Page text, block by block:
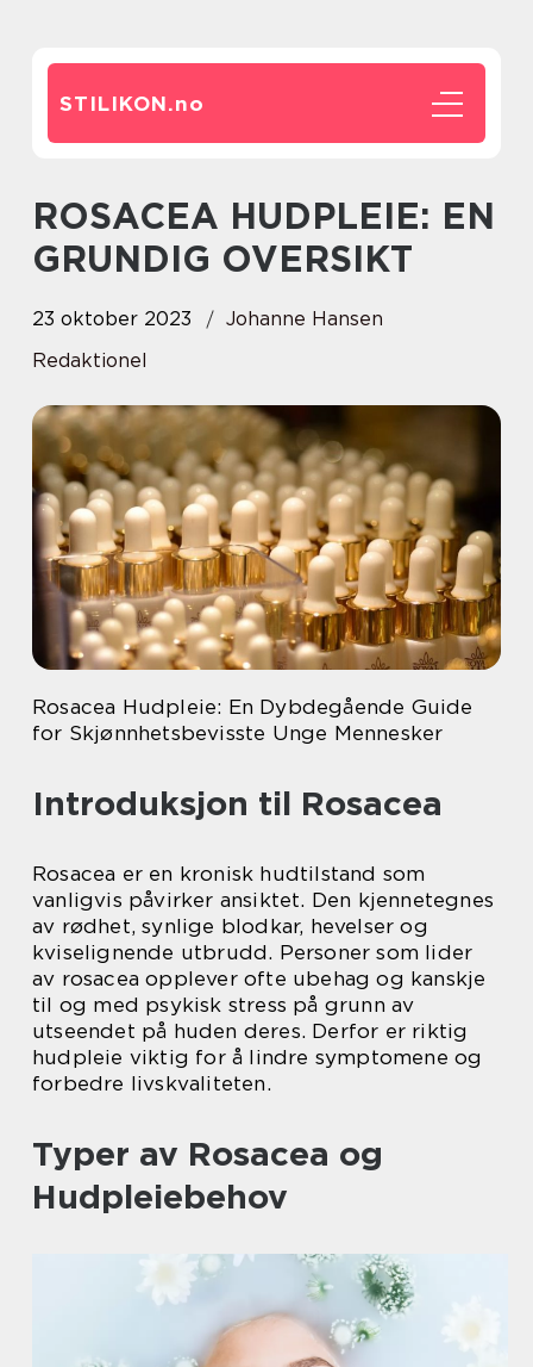
STILIKON.no
ROSACEA HUDPLEIE: EN
GRUNDIG OVERSIKT
23 oktober 2023
Johanne Hansen
Redaktionel
Rosacea Hudpleie: En Dybdegående Guide
for Skjønnhetsbevisste Unge Mennesker
Introduksjon til Rosacea
Rosacea er en kronisk hudtilstand som
vanligvis påvirker ansiktet. Den kjennetegnes
av rødhet, synlige blodkar, hevelser og
kviselignende utbrudd. Personer som lider
av rosacea opplever ofte ubehag og kanskje
til og med psykisk stress på grunn av
utseendet på huden deres. Derfor er riktig
hudpleie viktig for å lindre symptomene og
forbedre livskvaliteten.
Typer av Rosacea og
Hudpleiebehov